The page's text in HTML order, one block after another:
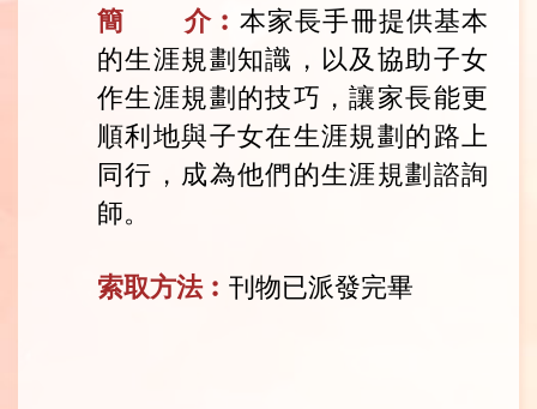
簡 介︰本家長手冊提供基本
的生涯規劃知識，以及協助子女
作生涯規劃的技巧，讓家長能更
順利地與子女在生涯規劃的路上
同行，成為他們的生涯規劃諮詢
師。
索取方法︰ 刊物已派發完畢